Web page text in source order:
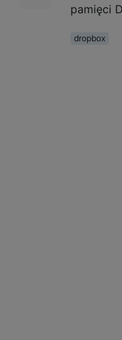
pamięci
dropbox